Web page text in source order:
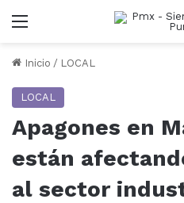
Menu
Inicio / LOCAL
LOCAL
Apagones en
están
al sector